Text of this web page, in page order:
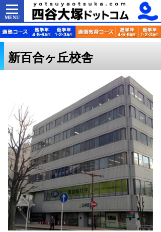
MENU
新百合ヶ丘校舎